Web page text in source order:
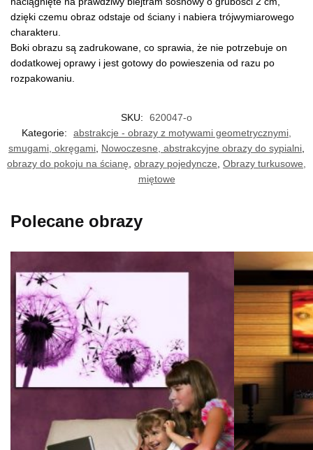
dzięki czemu obraz odstaje od ściany i nabiera trójwymiarowego
charakteru.
Boki obrazu są zadrukowane, co sprawia, że nie potrzebuje on
dodatkowej oprawy i jest gotowy do powieszenia od razu po
rozpakowaniu.
SKU:
620047-o
Kategorie:
abstrakcje - obrazy z motywami geometrycznymi,
smugami, okręgami Nowoczesne, abstrakcyjne obrazy do sypialni
obrazy do pokoju na ścianę obrazy pojedyncze Obrazy turkusowe,
miętowe
Polecane obrazy